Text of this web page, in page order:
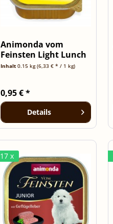
Animonda vom
Feinsten Light Lunch
Pute & Käse -...
Inhalt 0.15 kg(6,33 € * / 1 kg)
0,95 € *
Details
17 x